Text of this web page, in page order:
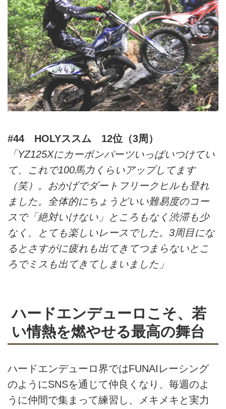
#44 HOLYススム 12位（3周）
「YZ125Xにカーボンパーツいっぱいつけてい
て、これで100馬力くらいアップしてます
（笑）。おかげでダートフリークヒルも登れ
ました。全体的にちょうどいい難易度のコー
スで「絶対いけない」ところもなく渋滞も少
なく、とても楽しいレースでした。3周目にな
るとさすがに疲れも出てきてつまらないとこ
ろでミスも出てきてしまいました」
ハードエンデューロこそ、若
い情熱を燃やせる最高の舞台
ハードエンデューロ界ではFUNAIレーシング
のようにSNSを通じて仲良くなり、毎週のよ
うに仲間で集まって練習し、メキメキと実力